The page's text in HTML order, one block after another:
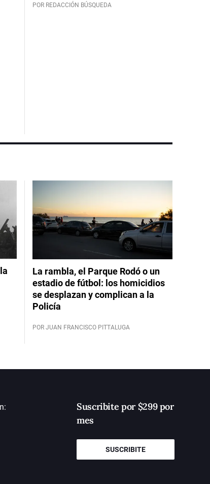
POR REDACCIÓN BÚSQUEDA
La rambla, el Parque Rodó o un
estadio de fútbol: los homicidios
se desplazan y complican a la
Policía
POR JUAN FRANCISCO PITTALUGA
Suscribite por $299 por
mes
SUSCRIBITE